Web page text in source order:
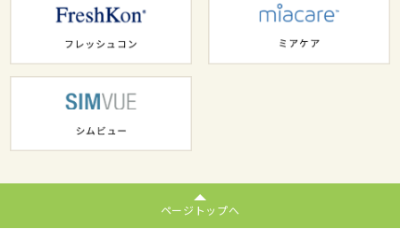
ページトップへ